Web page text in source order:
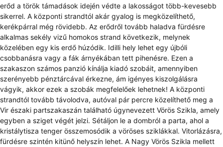
erőd a török támadások idején védte a lakosságot több-kevesebb
sikerrel. A központi strandtól akár gyalog is megközelíthető,
kerékpárral még rövidebb. Az erődről tovább haladva fürdésre
alkalmas sekély vizű homokos strand következik, melynek
közelében egy kis erdő húzódik. Idilli hely lehet egy újbóli
csobbanásra vagy a fák árnyékában tett pihenésre. Ezen a
szakaszon számos panzió kínálja kiadó szobáit, amennyiben
szerényebb pénztárcával érkezne, ám igényes kiszolgálásra
vágyik, akkor ezek a szobák megfelelőek lehetnek! A központi
strandtól tovább távolodva, autóval pár percre közelíthető meg a
Vir északi partszakaszán található úgynevezett Vörös Szikla, amely
egyben a sziget végét jelzi. Sétáljon le a dombról a parta, ahol a
kristálytisza tenger összemosódik a vöröses sziklákkal. Vitorlázásra,
fürdésre szintén kitünő helyszín lehet. A Nagy Vörös Szikla mellett